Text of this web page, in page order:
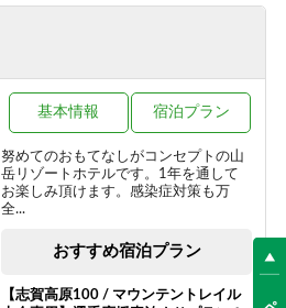
朝食のみ
10,450円/人/泊 ～
【冬／素泊まり】雪質抜群の志賀高
原！自由気ままなスキー旅
素泊まり
8,800円/人/泊 ～
努めてのおもてなしがコンセプトの山
岳リゾートホテルです。1年を通して
お楽しみ頂けます。感染症対策も万
全...
基本情報 宿泊プラン
おすすめ宿泊プラン
【志賀高原100 / マウンテントレイル